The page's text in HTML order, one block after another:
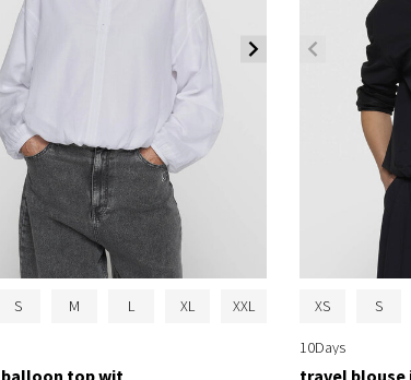
S M L XL XXL
top wit
XS S
10Days
travel blouse